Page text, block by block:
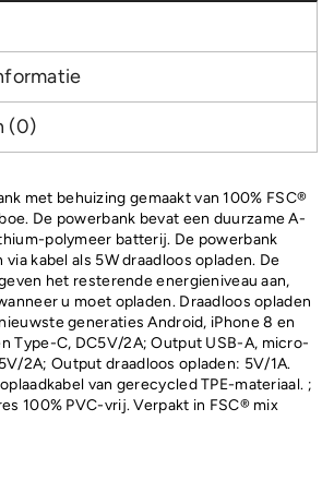
(0)
met behuizing gemaakt van 100% FSC®
De powerbank bevat een duurzame A-
polymeer batterij. De powerbank
kabel als 5W draadloos opladen. De
het resterende energieniveau aan,
u moet opladen. Draadloos opladen
generaties Android, iPhone 8 en
Type-C, DC5V/2A; Output USB-A, micro-
2A; Output draadloos opladen: 5V/1A.
van gerecycled TPE-materiaal. ;
100% PVC-vrij. Verpakt in FSC® mix